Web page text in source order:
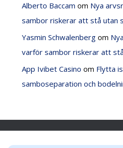
Alberto Baccam om Nya
sambor riskerar att stå utan
Yasmin Schwalenbergom
varför sambor riskerar att
App Ivibet Casino om Flytta
samboseparation och